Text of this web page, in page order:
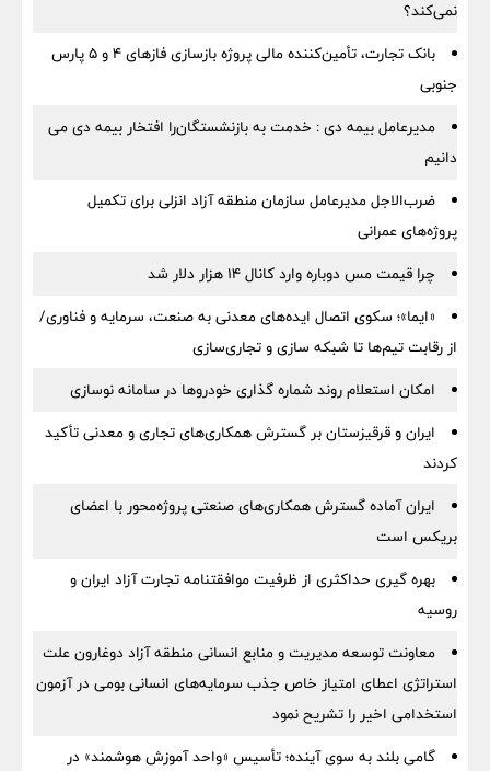
نمی‌کند؟
بانک تجارت، تأمین‌کننده مالی پروژه بازسازی فازهای ۴ و ۵ پارس
جنوبی
مدیرعامل بیمه دی : خدمت به بازنشستگان‌را افتخار بیمه دی می
دانیم
ضرب‌الاجل مدیرعامل سازمان منطقه آزاد انزلی برای تكمیل
پروژه‌های عمرانی
چرا قیمت مس دوباره وارد کانال ۱۴ هزار دلار شد
«ایما»؛ سکوی اتصال ایده‌های معدنی به صنعت، سرمایه و فناوری/
از رقابت تیم‌ها تا شبکه سازی و تجاری‌سازی
امکان استعلام روند شماره گذاری خودروها در سامانه نوسازی
ایران و قرقیزستان بر گسترش همکاری‌های تجاری و معدنی تأکید
کردند
ایران آماده گسترش همکاری‌های صنعتی پروژه‌محور با اعضای
بریکس است
بهره گیری حداکثری از ظرفیت موافقتنامه تجارت آزاد ایران و
روسیه
معاونت توسعه مدیریت و منابع انسانی منطقه آزاد دوغارون علت
استراتژی اعطای امتیاز خاص جذب سرمایه‌های انسانی بومی در آزمون
استخدامی اخیر را تشریح نمود
گامی بلند به سوی آینده؛ تأسیس «واحد آموزش هوشمند» در